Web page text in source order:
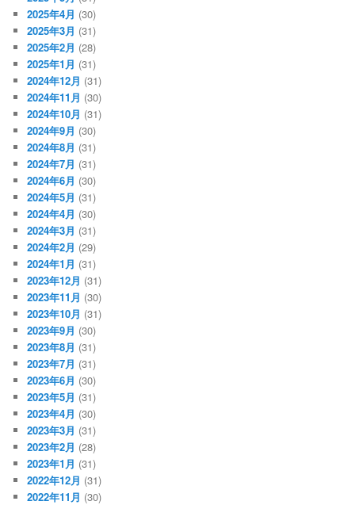
2025年4月 (30)
2025年3月 (31)
2025年2月 (28)
2025年1月 (31)
2024年12月 (31)
2024年11月 (30)
2024年10月 (31)
2024年9月 (30)
2024年8月 (31)
2024年7月 (31)
2024年6月 (30)
2024年5月 (31)
2024年4月 (30)
2024年3月 (31)
2024年2月 (29)
2024年1月 (31)
2023年12月 (31)
2023年11月 (30)
2023年10月 (31)
2023年9月 (30)
2023年8月 (31)
2023年7月 (31)
2023年6月 (30)
2023年5月 (31)
2023年4月 (30)
2023年3月 (31)
2023年2月 (28)
2023年1月 (31)
2022年12月 (31)
2022年11月 (30)